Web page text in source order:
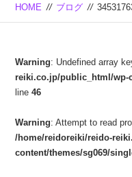
HOME // ブログ //
Warning: Undefined array
reiki.co.jp/public_html/wp-
line46
Warning: Attempt to read
/home/reidoreiki/reido-
content/themes/sg069/